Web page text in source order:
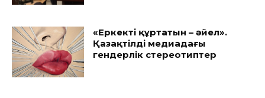
«Еркекті құртатын – әйел».
Қазақтілді медиадағы
гендерлік стереотиптер